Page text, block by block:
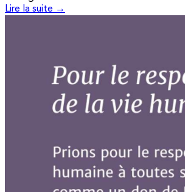
Lire la suite →